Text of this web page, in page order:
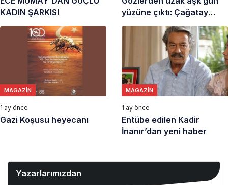
KADIN ŞARKISI
yüzüne çıktı: Çağatay
Ulusoy ve Aslıhan Malbora
ilk kez böyle görüntülendi
MAGAZIN
1 ay önce
Gazi Koşusu heyecanı
MAGAZIN
1 ay önce
Entübe edilen Kadir
İnanır’dan yeni haber
Yazarlarımızdan